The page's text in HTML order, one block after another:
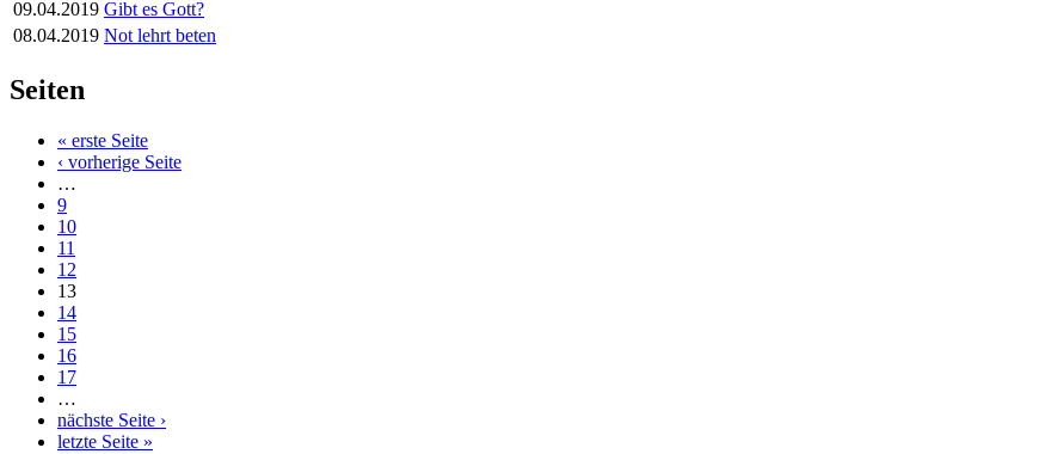
09.04.2019 Gibt es Gott?
08.04.2019 Not lehrt beten
Seiten
« erste Seite
‹ vorherige Seite
…
9
10
11
12
13
14
15
16
17
…
nächste Seite ›
letzte Seite »